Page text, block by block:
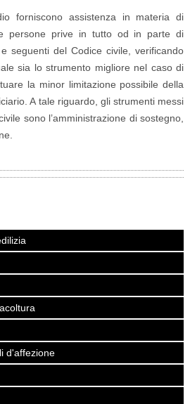
forniscono assistenza in materia di
persone prive in tutto od in parte di
seguenti del Codice civile, verificando
sia lo strumento migliore nel caso di
la minor limitazione possibile della
A tale riguardo, gli strumenti messi
sono l’amministrazione di sostegno,
d'affezione